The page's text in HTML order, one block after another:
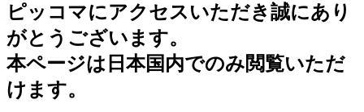
ピッコマにアクセスいただき誠にあり
がとうございます。
本ページは日本国内でのみ閲覧いただ
けます。